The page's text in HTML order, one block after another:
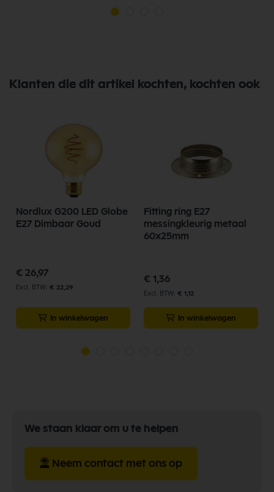
Klanten die dit artikel kochten, kochten ook
Nordlux G200 LED Globe
E27 Dimbaar Goud
€ 26,97
€ 22,29
In winkelwagen
Fitting ring E27
messingkleurig metaal
60x25mm
€ 1,36
€ 1,12
In winkelwagen
We staan klaar om u te helpen
Neem contact met ons op